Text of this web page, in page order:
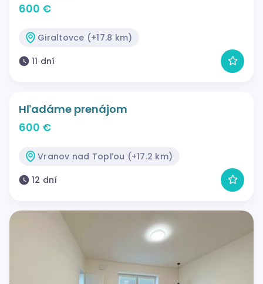
600 €
Giraltovce (+17.8 km)
11 dní
Hľadáme prenájom
600 €
Vranov nad Topľou (+17.2 km)
12 dní